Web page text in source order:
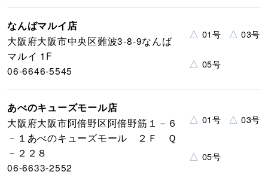
なんばマルイ店
大阪府大阪市中央区難波3-8-9なんば
マルイ 1F
06-6646-5545
△ 01号 △ 03号
△ 05号
あべのキューズモール店
大阪府大阪市阿倍野区阿倍野筋１－６
－１あべのキューズモール ２Ｆ Ｑ
－２２８
06-6633-2552
△ 01号 △ 03号
△ 05号